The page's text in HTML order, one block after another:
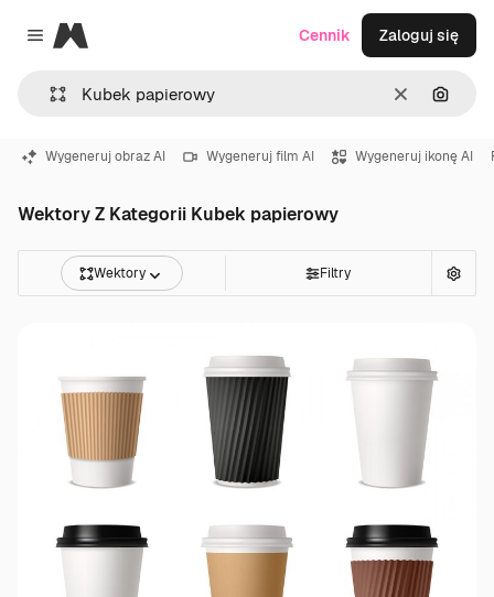
Close menu
Magnific
WyczyśćSzukaj
Cennik Zaloguj się
Wygeneruj obraz AI Wygeneruj film AI Wygeneruj ikonę AI
Wektory Z Kategorii Kubek papierowy
Wektory Filtry